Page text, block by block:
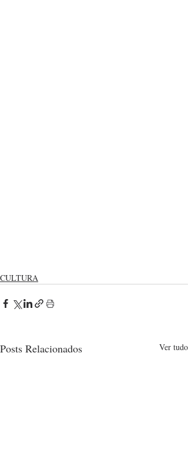
CULTURA
Posts Relacionados Ver tudo